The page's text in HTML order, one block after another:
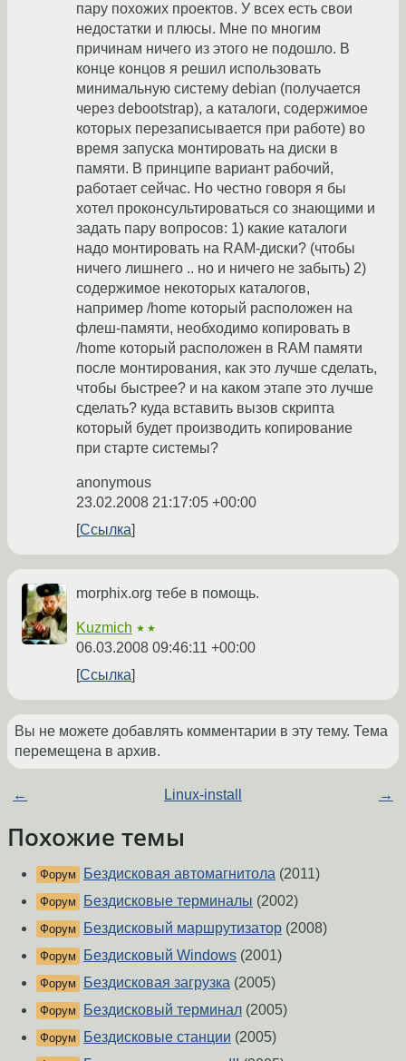
пару похожих проектов. У всех есть свои
недостатки и плюсы. Мне по многим
причинам ничего из этого не подошло. В
конце концов я решил использовать
минимальную систему debian (получается
через debootstrap), а каталоги, содержимое
которых перезаписывается при работе) во
время запуска монтировать на диски в
памяти. В принципе вариант рабочий,
работает сейчас. Но честно говоря я бы
хотел проконсультироваться со знающими и
задать пару вопросов: 1) какие каталоги
надо монтировать на RAM-диски? (чтобы
ничего лишнего .. но и ничего не забыть) 2)
содержимое некоторых каталогов,
например /home который расположен на
флеш-памяти, необходимо копировать в
/home который расположен в RAM памяти
после монтирования, как это лучше сделать,
чтобы быстрее? и на каком этапе это лучше
сделать? куда вставить вызов скрипта
который будет производить копирование
при старте системы?
anonymous
23.02.2008 21:17:05 +00:00
Ссылка
morphix.org тебе в помощь.
Kuzmich ★★
06.03.2008 09:46:11 +00:00
Ссылка
Вы не можете добавлять комментарии в эту тему. Тема
перемещена в архив.
← Linux-install →
Похожие темы
Форум Бездисковая автомагнитола (2011)
Форум Бездисковые терминалы (2002)
Форум Бездисковый маршрутизатор (2008)
Форум Бездисковый Windows (2001)
Форум Бездисковая загрузка (2005)
Форум Бездисковый терминал (2005)
Форум Бездисковые станции (2005)